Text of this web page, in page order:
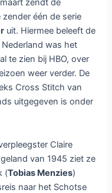
zendt de
zender één de serie
uit. Hiermee beleeft de
was het
te zien bij HBO, over
weer verder. De
Cross Stitch van
uitgegeven is onder
Claire
van 1945 ziet ze
(Tobias Menzies)
naar het Schotse